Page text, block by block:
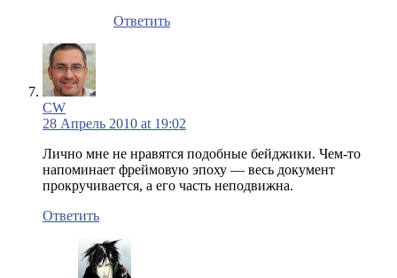
Ответить
CW
28 Апрель 2010 at 19:02
Лично мне не нравятся подобные бейджики. Чем-то
напоминает фреймовую эпоху — весь документ
прокручивается, а его часть неподвижна.
Ответить